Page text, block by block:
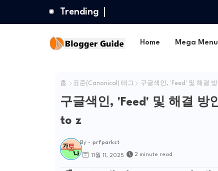
Trending
Home Mega Menu
홈 표준(Canonical) 태그 구글색인, 'Feed' 및 해결
구글색인, 'Feed' 및 해결 방
to z
By - prfparkst
11월 11, 2025 2 minute read